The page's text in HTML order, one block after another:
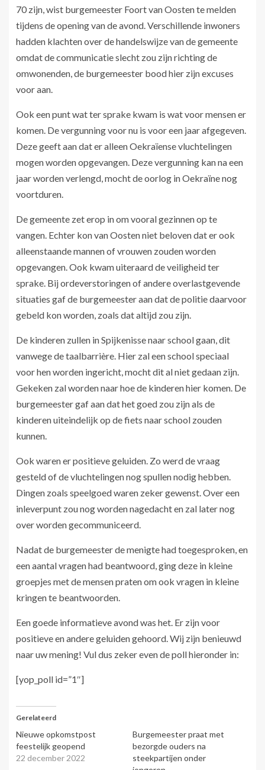
70 zijn, wist burgemeester Foort van Oosten te melden
tijdens de opening van de avond. Verschillende inwoners
hadden klachten over de handelswijze van de gemeente
omdat de communicatie slecht zou zijn richting de
omwonenden, de burgemeester bood hier zijn excuses
voor aan.
Ook een punt wat ter sprake kwam is wat voor mensen er
komen. De vergunning voor nu is voor een jaar afgegeven.
Deze geeft aan dat er alleen Oekraïense vluchtelingen
mogen worden opgevangen. Deze vergunning kan na een
jaar worden verlengd, mocht de oorlog in Oekraïne nog
voortduren.
De gemeente zet erop in om vooral gezinnen op te
vangen. Echter kon van Oosten niet beloven dat er ook
alleenstaande mannen of vrouwen zouden worden
opgevangen. Ook kwam uiteraard de veiligheid ter
sprake. Bij ordeverstoringen of andere overlastgevende
situaties gaf de burgemeester aan dat de politie daarvoor
gebeld kon worden, zoals dat altijd zou zijn.
De kinderen zullen in Spijkenisse naar school gaan, dit
vanwege de taalbarrière. Hier zal een school speciaal
voor hen worden ingericht, mocht dit al niet gedaan zijn.
Gekeken zal worden naar hoe de kinderen hier komen. De
burgemeester gaf aan dat het goed zou zijn als de
kinderen uiteindelijk op de fiets naar school zouden
kunnen.
Ook waren er positieve geluiden. Zo werd de vraag
gesteld of de vluchtelingen nog spullen nodig hebben.
Dingen zoals speelgoed waren zeker gewenst. Over een
inleverpunt zou nog worden nagedacht en zal later nog
over worden gecommuniceerd.
Nadat de burgemeester de menigte had toegesproken, en
een aantal vragen had beantwoord, ging deze in kleine
groepjes met de mensen praten om ook vragen in kleine
kringen te beantwoorden.
Een goede informatieve avond was het. Er zijn voor
positieve en andere geluiden gehoord. Wij zijn benieuwd
naar uw mening! Vul dus zeker even de poll hieronder in:
[yop_poll id=”1″]
Gerelateerd
Nieuwe opkomstpost
feestelijk geopend
22 december 2022
Burgemeester praat met
bezorgde ouders na
steekpartijen onder